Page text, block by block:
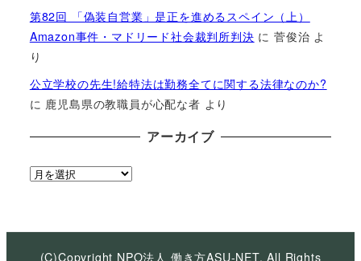
第82回 「偽装自営業」是正を進めるスペイン（上）
Amazon事件・マドリード社会裁判所判決 に菅俊治 よ
り
公立学校の先生!給特法は勤務全てに関する法律なのか?
に 鹿児島県の教職員が心配な者 より
アーカイブ
ア
イ
(C)Copyright NPO法人 働き方ASU-NET, All Rights